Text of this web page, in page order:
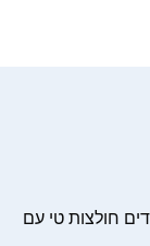
חולצות טי עם